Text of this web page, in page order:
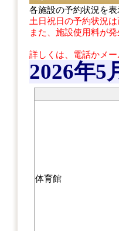
各施設の予約状況を表
土日祝日の予約状況
また、施設使用料が
詳しくは、電話かメー
2026年5
体育館